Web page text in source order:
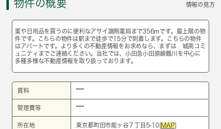
物件の概要 情報の見方
薬や日用品を買うのに便利なアサイ調剤薬局まで356mです。最上階の物
件です。こちらの物件は駅まで徒歩で15分で到着します。こちらの物件
はアパートです。より多くの不動産情報をお求めなら、まずは 城南コミ
ュニティまでご連絡ください。当社では、小田急小田原線鶴川を中心に
多種多様な不動産情報を取り扱っております。
賃料 ****
管理費等 ****
所在地 東京都町田市能ヶ谷７丁目5-10[ MAP]